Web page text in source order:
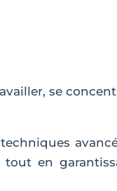
se
tout en